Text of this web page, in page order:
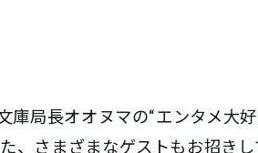
庫局長オオヌマの“エンタメ大
さまざまなゲストもお招き